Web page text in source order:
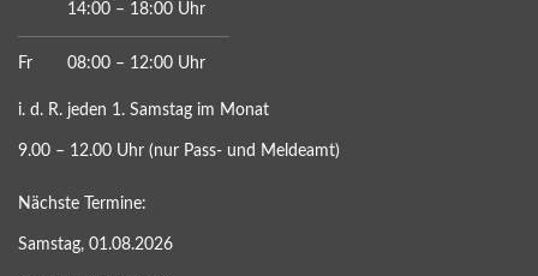
14:00 – 18:00 Uhr
Fr 08:00 – 12:00 Uhr
i. d. R. jeden 1. Samstag im Monat
9.00 – 12.00 Uhr (nur Pass- und Meldeamt)
Nächste Termine:
Samstag, 01.08.2026